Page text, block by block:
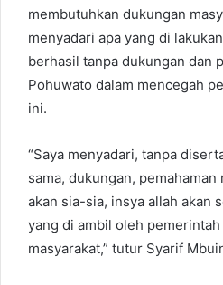
membutuhkan dukungan
menyadari apa yang di
berhasil tanpa dukungan dan
Pohuwato dalam mencegah
ini.
“Saya menyadari, tanpa
sama, dukungan, pemahaman
akan sia-sia, insya allah akan
yang di ambil oleh
masyarakat,” tutur Syarif